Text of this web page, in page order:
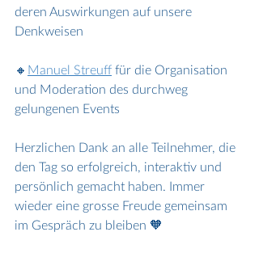
deren Auswirkungen auf unsere
Denkweisen
🔸 Manuel Streuff für die Organisation
und Moderation des durchweg
gelungenen Events
Herzlichen Dank an alle Teilnehmer, die
den Tag so erfolgreich, interaktiv und
persönlich gemacht haben. Immer
wieder eine grosse Freude gemeinsam
im Gespräch zu bleiben 🧡